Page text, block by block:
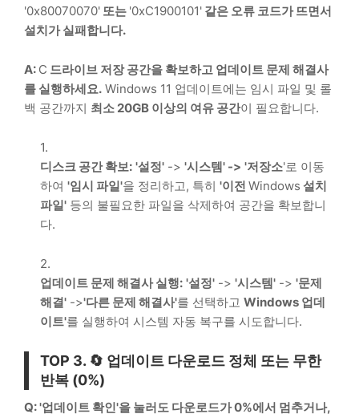
'0x80070070' 또는 '0xC1900101' 같은 오류 코드가 뜨면서
설치가 실패합니다.
A: C 드라이브 저장 공간을 확보하고 업데이트 문제 해결사
를 실행하세요. Windows 11 업데이트에는 임시 파일 및 롤
백 공간까지 최소 20GB 이상의 여유 공간이 필요합니다.
디스크 공간 확보: '설정' -> '시스템' -> '저장소'로 이동
하여 '임시 파일'을 정리하고, 특히 '이전 Windows 설치
파일' 등의 불필요한 파일을 삭제하여 공간을 확보합니
다.
업데이트 문제 해결사 실행: '설정' -> '시스템' -> '문제
해결' ->'다른 문제 해결사'를 선택하고 Windows 업데
이트'를 실행하여 시스템 자동 복구를 시도합니다.
TOP 3. 🔄 업데이트 다운로드 정체 또는 무한
반복 (0%)
Q: '업데이트 확인'을 눌러도 다운로드가 0%에서 멈추거나,